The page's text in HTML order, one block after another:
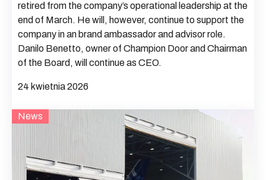
retired from the company’s operational leadership at the
end of March. He will, however, continue to support the
company in an brand ambassador and advisor role.
Danilo Benetto, owner of Champion Door and Chairman
of the Board, will continue as CEO.
24 kwietnia 2026
News